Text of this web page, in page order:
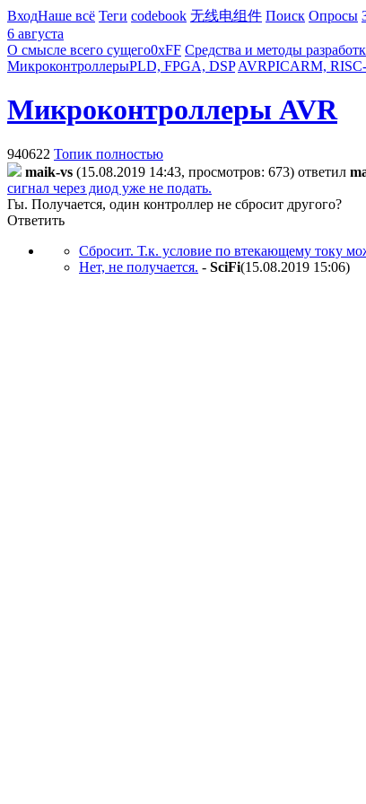
ВходНаше всё Теги codebook 无线电组件 Поиск Опросы
6 августа
О смысле всего сущего0xFF Средства и методы
МикроконтроллерыPLD, FPGA, DSP AVRPICARM,
Микроконтроллеры AVR
940622 Топик полностью
maik-vs (15.08.2019 14:43, просмотров: 673) ответил
сигнал через диод уже не подать.
Гы. Получается, один контроллер не сбросит другого?
Ответить
Сбросит. Т.к. условие по втекающему току
Нет, не получается. - SciFi(15.08.2019 15:06)